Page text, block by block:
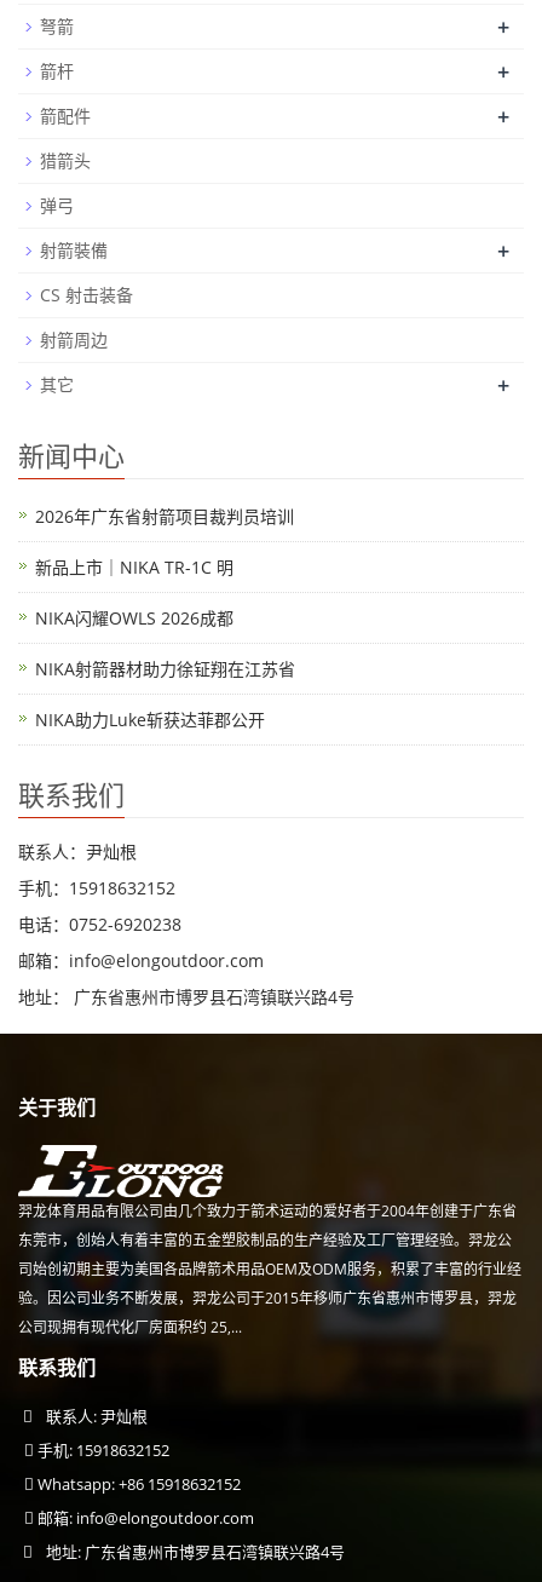
弩箭 +
箭杆 +
箭配件 +
猎箭头
弹弓
射箭裝備
+
CS 射击装备
射箭周边
其它
+
新闻中心
2026年广东省射箭项目裁判员培训
新品上市｜NIKA TR-1C 明
NIKA闪耀OWLS 2026成都
NIKA射箭器材助力徐钲翔在江苏省
NIKA助力Luke斩获达菲郡公开
联系我们
联系人：尹灿根
手机：15918632152
电话：0752-6920238
邮箱： info@elongoutdoor.com
地址： 广东省惠州市博罗县石湾镇联兴路4号
关于我们
羿龙体育用品有限公司由几个致力于箭术运动的爱好者于2004年创建于广东省
东莞市，创始人有着丰富的五金塑胶制品的生产经验及工厂管理经验。羿龙公
司始创初期主要为美国各品牌箭术用品OEM及ODM服务，积累了丰富的行业经
验。因公司业务不断发展，羿龙公司于2015年移师广东省惠州市博罗县，羿龙
公司现拥有现代化厂房面积约 25,...
联系我们
联系人: 尹灿根
手机: 15918632152
Whatsapp: +86 15918632152
邮箱: info@elongoutdoor.com
地址: 广东省惠州市博罗县石湾镇联兴路4号